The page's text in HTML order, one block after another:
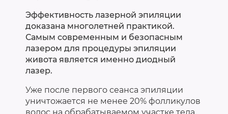
Эффективность лазерной эпиляции
доказана многолетней практикой.
Самым современным и безопасным
лазером для процедуры эпиляции
живота является именно диодный
лазер.
Уже после первого сеанса эпиляции
уничтожается не менее 20% фолликулов